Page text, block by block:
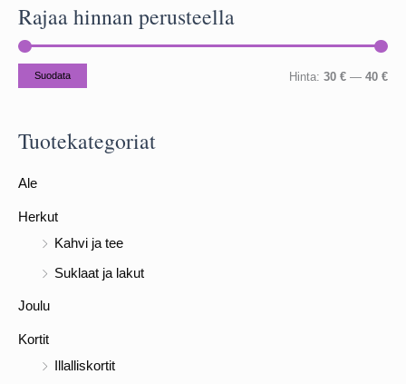
i
:
Rajaa hinnan perusteella
MM
Suodata Hinta: 30 € — 40 €
Tuotekategoriat
Ale
Herkut
Kahvi ja tee
Suklaat ja lakut
Joulu
Kortit
Illalliskortit